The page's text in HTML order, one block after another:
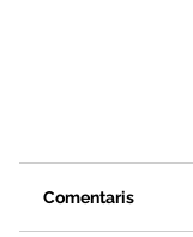
Comentaris